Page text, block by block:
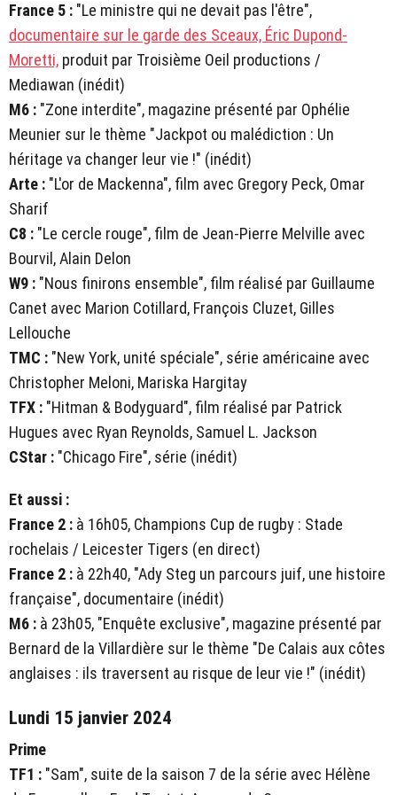
France 5 : "Le ministre qui ne devait pas l'être",
documentaire sur le garde des Sceaux, Éric Dupond-
Moretti, produit par Troisième Oeil productions /
Mediawan (inédit)
M6 : "Zone interdite", magazine présenté par Ophélie
Meunier sur le thème "Jackpot ou malédiction : Un
héritage va changer leur vie !" (inédit)
Arte : "L'or de Mackenna", film avec Gregory Peck, Omar
Sharif
C8 : "Le cercle rouge", film de Jean-Pierre Melville avec
Bourvil, Alain Delon
W9 : "Nous finirons ensemble", film réalisé par Guillaume
Canet avec Marion Cotillard, François Cluzet, Gilles
Lellouche
TMC : "New York, unité spéciale", série américaine avec
Christopher Meloni, Mariska Hargitay
TFX : "Hitman & Bodyguard", film réalisé par Patrick
Hugues avec Ryan Reynolds, Samuel L. Jackson
CStar : "Chicago Fire", série (inédit)
Et aussi :
France 2 : à 16h05, Champions Cup de rugby : Stade
rochelais / Leicester Tigers (en direct)
France 2 : à 22h40, "Ady Steg un parcours juif, une histoire
française", documentaire (inédit)
M6 : à 23h05, "Enquête exclusive", magazine présenté par
Bernard de la Villardière sur le thème "De Calais aux côtes
anglaises : ils traversent au risque de leur vie !" (inédit)
Lundi 15 janvier 2024
Prime
TF1 : "Sam", suite de la saison 7 de la série avec Hélène